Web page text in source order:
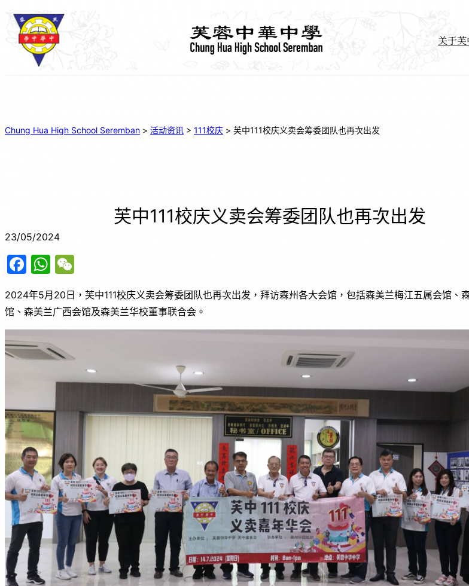
关于芙
Chung Hua High School Seremban > 活动资讯 > 111校庆 > 芙中111校庆义卖会筹委团队也再次出发
芙中111校庆义卖会筹委团队也再次出发
23/05/2024
F
c
e
b
o
W
at
s
A
p
p
C
h
2024年5月20日，芙中111校庆义卖会筹委团队也再次出发，拜访森州各大会馆，包括森美兰梅江五属会馆、
馆、森美兰广西会馆及森美兰华校董事联合会。